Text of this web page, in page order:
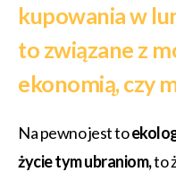
kupowania w
to związane z
ekonomią, czy
Na pewno jest to
życie tym ubraniom,to